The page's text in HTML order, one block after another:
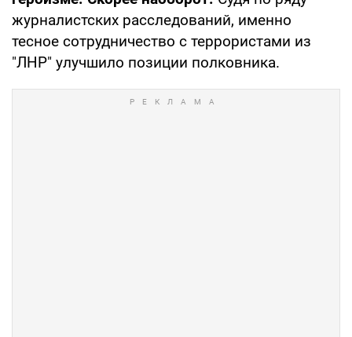
журналистских расследований, именно
тесное сотрудничество с террористами из
"ЛНР" улучшило позиции полковника.